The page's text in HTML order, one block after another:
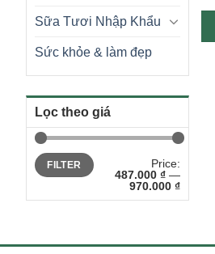
Sữa Tươi Nhập Khẩu
Sức khỏe & làm đẹp
Lọc theo giá
Min
price
Max
priceFILTER
Price:
487.000 ₫ —
970.000 ₫